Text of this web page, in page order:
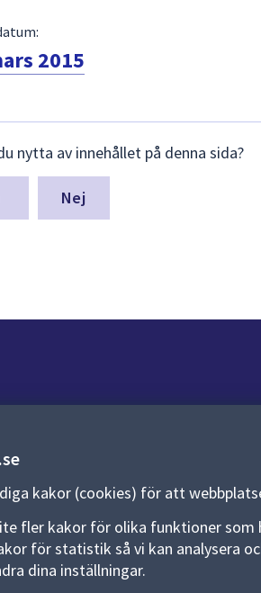
för
att
välja
av
kakor (cookies) för att
fler kakor för olika funktioner som
för statistik så vi kan analysera
dina inställningar.
2015
nytta av innehållet på denna sida?
Nej
00 00
Kakor